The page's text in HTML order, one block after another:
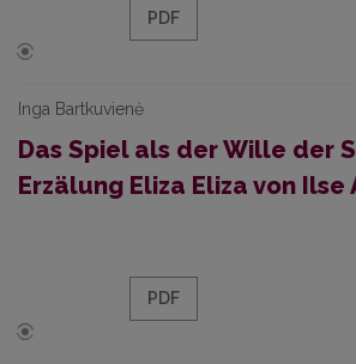
PDF
Inga Bartkuvienė
Das Spiel als der Wille der
Erzälung Eliza Eliza von Ilse
PDF